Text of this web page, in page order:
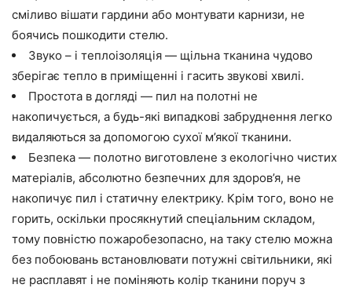
сміливо вішати гардини або монтувати карнизи, не
боячись пошкодити стелю.
Звуко – і теплоізоляція — щільна тканина чудово
зберігає тепло в приміщенні і гасить звукові хвилі.
Простота в догляді — пил на полотні не
накопичується, а будь-які випадкові забруднення легко
видаляються за допомогою сухої м’якої тканини.
Безпека — полотно виготовлене з екологічно чистих
матеріалів, абсолютно безпечних для здоров’я, не
накопичує пил і статичну електрику. Крім того, воно не
горить, оскільки просякнутий спеціальним складом,
тому повністю пожаробезопасно, на таку стелю можна
без побоювань встановлювати потужні світильники, які
не расплавят і не поміняють колір тканини поруч з